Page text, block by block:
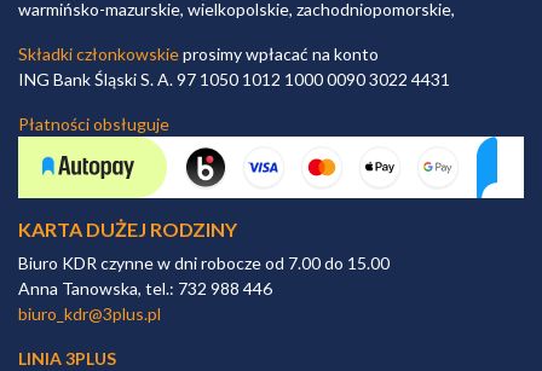
warmińsko-mazurskie, wielkopolskie, zachodniopomorskie,
Składki członkowskieprosimy wpłacać na konto
ING Bank Śląski S. A. 97 1050 1012 1000 0090 3022 4431
Płatności obsługuje
KARTA DUŻEJ RODZINY
Biuro KDR czynne w dni robocze od 7.00 do 15.00
Anna Tanowska, tel.: 732 988 446
biuro_kdr@3plus.pl
LINIA 3PLUS